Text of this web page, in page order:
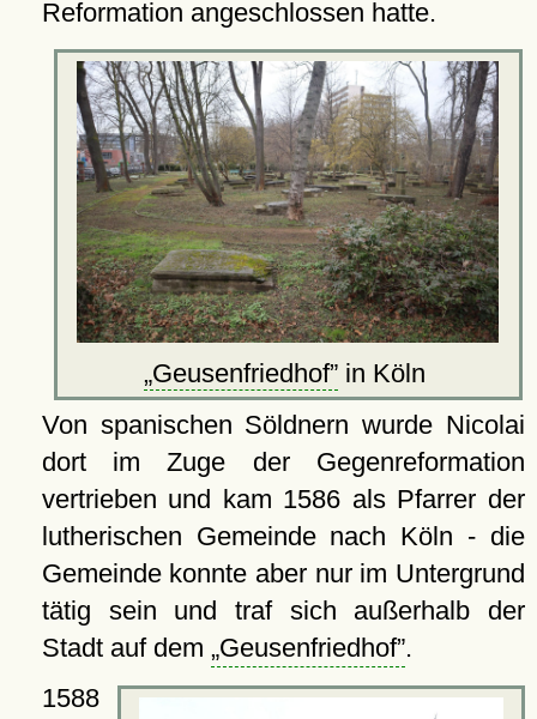
Reformation angeschlossen hatte.
Geusenfriedhof in Köln
Von spanischen Söldnern wurde Nicolai
dort im Zuge der Gegenreformation
vertrieben und kam 1586 als Pfarrer der
lutherischen Gemeinde nach Köln - die
Gemeinde konnte aber nur im Untergrund
tätig sein und traf sich außerhalb der
Stadt auf dem Geusenfriedhof .
1588